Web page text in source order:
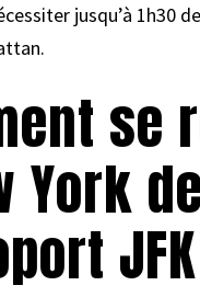
jusqu’à 1h30
se
York